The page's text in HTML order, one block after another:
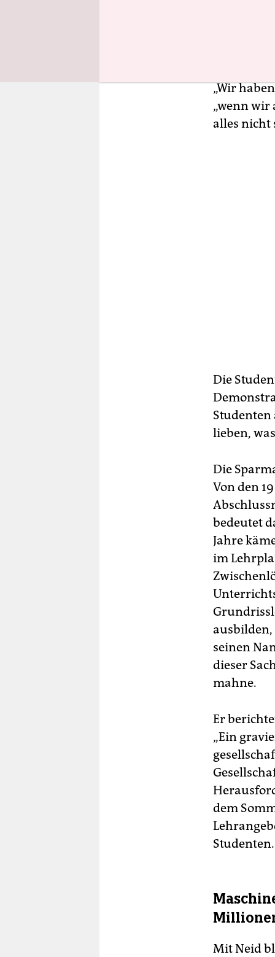
„Wir
„wenn wir
alles nicht
Die
Studenten
lieben,
Die
Von den
bedeutet
Jahre
im
ausbilden,
seinen
dieser
mahne.
Er
„Ein
dem
Mit Neid